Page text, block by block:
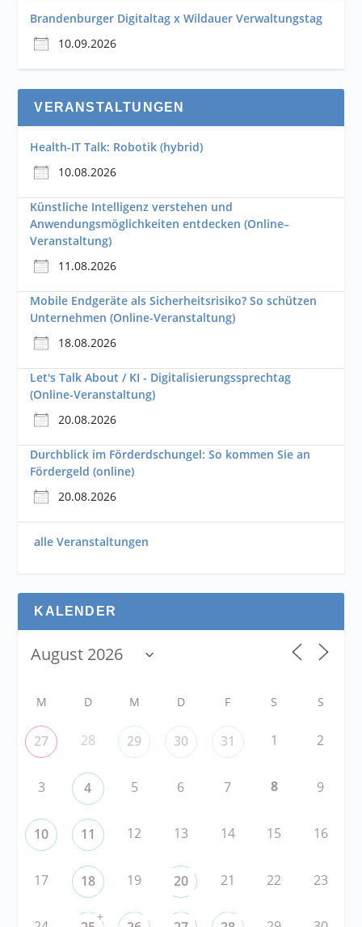
Brandenburger Digitaltag x Wildauer Verwaltungstag
10.09.2026
VERANSTALTUNGEN
Health-IT Talk: Robotik (hybrid)
10.08.2026
Künstliche Intelligenz verstehen und
Anwendungsmöglichkeiten entdecken (Online–
Veranstaltung)
11.08.2026
Mobile Endgeräte als Sicherheitsrisiko? So schützen
Unternehmen (Online-Veranstaltung)
18.08.2026
Let's Talk About / KI - Digitalisierungssprechtag
(Online-Veranstaltung)
20.08.2026
Durchblick im Förderdschungel: So kommen Sie an
Fördergeld (online)
20.08.2026
alle Veranstaltungen
KALENDER
M D M D F S S
27 28 29 30 31 1 2
3 4 5 6 7 8 9
10 11 12 13 14 15 16
17 18 19 20 21 22 23
+